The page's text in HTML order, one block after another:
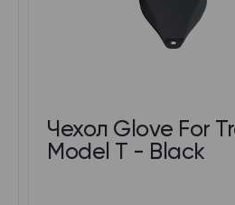
Чехол Glove For
Model T - Black